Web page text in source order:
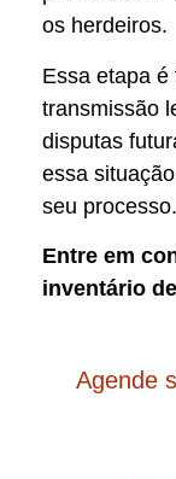
os herdeiros.
Essa etapa
transmissão
disputas
essa
seu processo.
Entre em
inventário
Agende